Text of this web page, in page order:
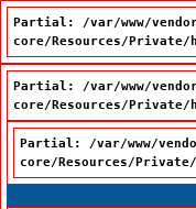
Partial: /var/www/
core/Resources/
Partial: /var/www/
core/Resources/
Partial: /var/www/
core/Resources/
Passer à la recherche
Passer au contenu
Passer à la navigation